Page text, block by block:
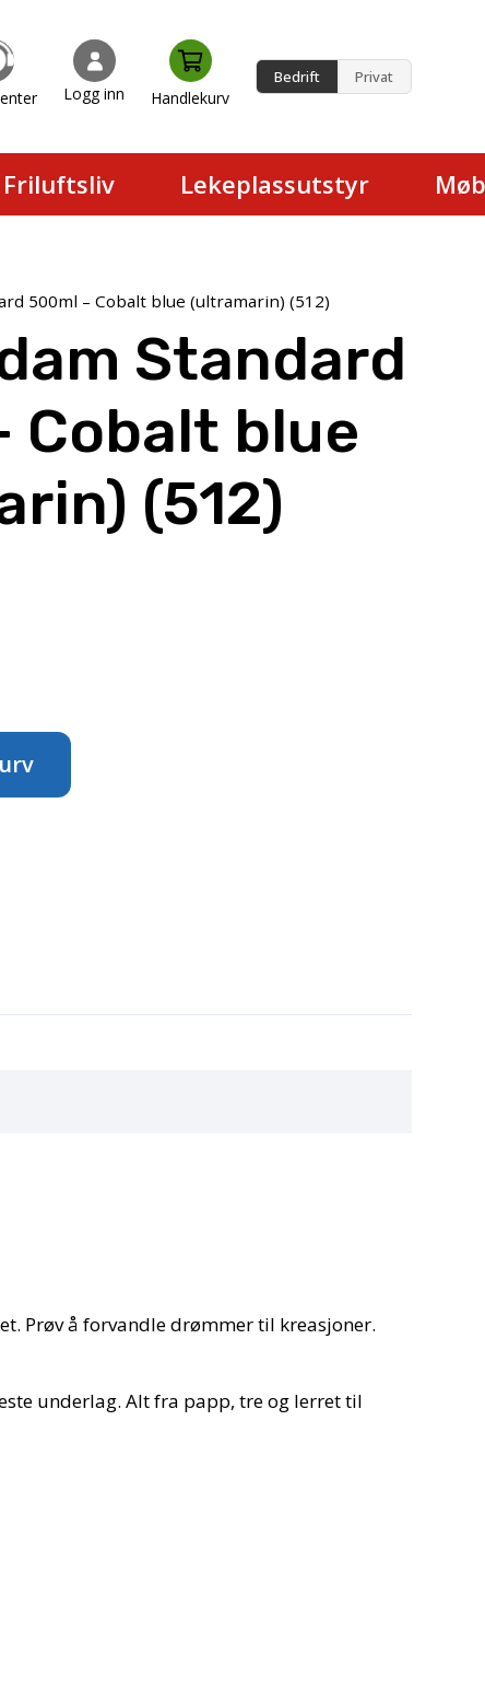
Logg inn Handlekurv
Bedrift Privat
Friluftsliv Lekeplassutstyr
500ml – Cobalt blue (ultramarin) (512)
Standard
Cobalt blue
(512)
Prøv å forvandle drømmer til kreasjoner.
underlag. Alt fra papp, tre og lerret til